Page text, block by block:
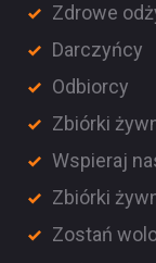
Zdrowe
Darczyńcy
Odbiorcy
Zbiórki
Wspieraj
Zbiórki
Zostań